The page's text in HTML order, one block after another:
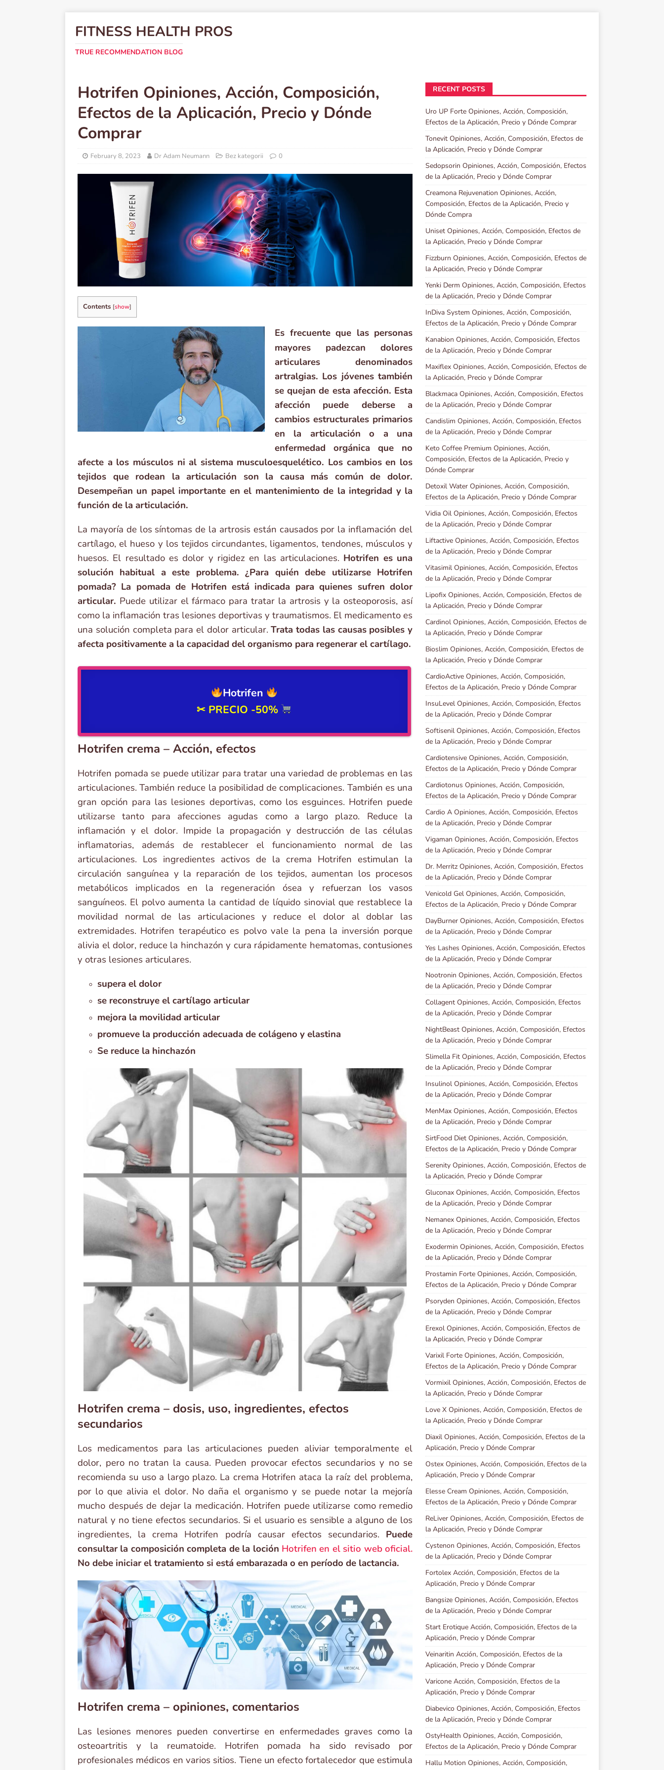
FITNESS HEALTH PROS
TRUE RECOMMENDATION BLOG
Hotrifen Opiniones, Acción, Composición,
Efectos de la Aplicación, Precio y Dónde
Comprar
February 8, 2023 Dr Adam Neumann Bez kategorii 0
Contents [show]
Es frecuente que las personas
mayores padezcan dolores
articulares denominados
artralgias. Los jóvenes también
se quejan de esta afección. Esta
afección puede deberse a
cambios estructurales primarios
en la articulación o a una
enfermedad orgánica que no
afecte a los músculos ni al sistema musculoesquelético. Los cambios en los
tejidos que rodean la articulación son la causa más común de dolor.
Desempeñan un papel importante en el mantenimiento de la integridad y la
función de la articulación.
La mayoría de los síntomas de la artrosis están causados por la inflamación del
cartílago, el hueso y los tejidos circundantes, ligamentos, tendones, músculos y
huesos. El resultado es dolor y rigidez en las articulaciones. Hotrifen es una
solución habitual a este problema. ¿Para quién debe utilizarse Hotrifen
pomada? La pomada de Hotrifen está indicada para quienes sufren dolor
articular. Puede utilizar el fármaco para tratar la artrosis y la osteoporosis, así
como la inflamación tras lesiones deportivas y traumatismos. El medicamento es
una solución completa para el dolor articular.Trata todas las causas posibles y
afecta positivamente a la capacidad del organismo para regenerar el cartílago.
Hotrifen
✂ PRECIO -50%
Hotrifen crema – Acción, efectos
Hotrifen pomada se puede utilizar para tratar una variedad de problemas en las
articulaciones. También reduce la posibilidad de complicaciones. También es una
gran opción para las lesiones deportivas, como los esguinces. Hotrifen puede
utilizarse tanto para afecciones agudas como a largo plazo. Reduce la
inflamación y el dolor. Impide la propagación y destrucción de las células
inflamatorias, además de restablecer el funcionamiento normal de las
articulaciones. Los ingredientes activos de la crema Hotrifen estimulan la
circulación sanguínea y la reparación de los tejidos, aumentan los procesos
metabólicos implicados en la regeneración ósea y refuerzan los vasos
sanguíneos. El polvo aumenta la cantidad de líquido sinovial que restablece la
movilidad normal de las articulaciones y reduce el dolor al doblar las
extremidades. Hotrifen terapéutico es polvo vale la pena la inversión porque
alivia el dolor, reduce la hinchazón y cura rápidamente hematomas, contusiones
y otras lesiones articulares.
supera el dolor
se reconstruye el cartílago articular
mejora la movilidad articular
promueve la producción adecuada de colágeno y elastina
Se reduce la hinchazón
Hotrifen crema – dosis, uso, ingredientes, efectos
secundarios
Los medicamentos para las articulaciones pueden aliviar temporalmente el
dolor, pero no tratan la causa. Pueden provocar efectos secundarios y no se
recomienda su uso a largo plazo. La crema Hotrifen ataca la raíz del problema,
por lo que alivia el dolor. No daña el organismo y se puede notar la mejoría
mucho después de dejar la medicación. Hotrifen puede utilizarse como remedio
natural y no tiene efectos secundarios. Si el usuario es sensible a alguno de los
ingredientes, la crema Hotrifen podría causar efectos secundarios. Puede
consultar la composición completa de la loción Hotrifen en el sitio web oficial.
No debe iniciar el tratamiento si está embarazada o en período de lactancia.
Hotrifen crema – opiniones, comentarios
Las lesiones menores pueden convertirse en enfermedades graves como la
osteoartritis y la reumatoide. Hotrifen pomada ha sido revisado por
profesionales médicos en varios sitios. Tiene un efecto fortalecedor que estimula
RECENT POSTS
Uro UP Forte Opiniones, Acción, Composición,
Efectos de la Aplicación, Precio y Dónde Comprar
Tonevit Opiniones, Acción, Composición, Efectos de
la Aplicación, Precio y Dónde Comprar
Sedopsorin Opiniones, Acción, Composición, Efectos
de la Aplicación, Precio y Dónde Comprar
Creamona Rejuvenation Opiniones, Acción,
Composición, Efectos de la Aplicación, Precio y
Dónde Compra
Uniset Opiniones, Acción, Composición, Efectos de
la Aplicación, Precio y Dónde Comprar
Fizzburn Opiniones, Acción, Composición, Efectos de
la Aplicación, Precio y Dónde Comprar
Yenki Derm Opiniones, Acción, Composición, Efectos
de la Aplicación, Precio y Dónde Comprar
InDiva System Opiniones, Acción, Composición,
Efectos de la Aplicación, Precio y Dónde Comprar
Kanabion Opiniones, Acción, Composición, Efectos
de la Aplicación, Precio y Dónde Comprar
Maxiflex Opiniones, Acción, Composición, Efectos de
la Aplicación, Precio y Dónde Comprar
Blackmaca Opiniones, Acción, Composición, Efectos
de la Aplicación, Precio y Dónde Comprar
Candislim Opiniones, Acción, Composición, Efectos
de la Aplicación, Precio y Dónde Comprar
Keto Coffee Premium Opiniones, Acción,
Composición, Efectos de la Aplicación, Precio y
Dónde Comprar
Detoxil Water Opiniones, Acción, Composición,
Efectos de la Aplicación, Precio y Dónde Comprar
Vidia Oil Opiniones, Acción, Composición, Efectos
de la Aplicación, Precio y Dónde Comprar
Liftactive Opiniones, Acción, Composición, Efectos
de la Aplicación, Precio y Dónde Comprar
Vitasimil Opiniones, Acción, Composición, Efectos
de la Aplicación, Precio y Dónde Comprar
Lipofix Opiniones, Acción, Composición, Efectos de
la Aplicación, Precio y Dónde Comprar
Cardinol Opiniones, Acción, Composición, Efectos de
la Aplicación, Precio y Dónde Comprar
Bioslim Opiniones, Acción, Composición, Efectos de
la Aplicación, Precio y Dónde Comprar
CardioActive Opiniones, Acción, Composición,
Efectos de la Aplicación, Precio y Dónde Comprar
InsuLevel Opiniones, Acción, Composición, Efectos
de la Aplicación, Precio y Dónde Comprar
Softisenil Opiniones, Acción, Composición, Efectos
de la Aplicación, Precio y Dónde Comprar
Cardiotensive Opiniones, Acción, Composición,
Efectos de la Aplicación, Precio y Dónde Comprar
Cardiotonus Opiniones, Acción, Composición,
Efectos de la Aplicación, Precio y Dónde Comprar
Cardio A Opiniones, Acción, Composición, Efectos
de la Aplicación, Precio y Dónde Comprar
Vigaman Opiniones, Acción, Composición, Efectos
de la Aplicación, Precio y Dónde Comprar
Dr. Merritz Opiniones, Acción, Composición, Efectos
de la Aplicación, Precio y Dónde Comprar
Venicold Gel Opiniones, Acción, Composición,
Efectos de la Aplicación, Precio y Dónde Comprar
DayBurner Opiniones, Acción, Composición, Efectos
de la Aplicación, Precio y Dónde Comprar
Yes Lashes Opiniones, Acción, Composición, Efectos
de la Aplicación, Precio y Dónde Comprar
Nootronin Opiniones, Acción, Composición, Efectos
de la Aplicación, Precio y Dónde Comprar
Collagent Opiniones, Acción, Composición, Efectos
de la Aplicación, Precio y Dónde Comprar
NightBeast Opiniones, Acción, Composición, Efectos
de la Aplicación, Precio y Dónde Comprar
Slimella Fit Opiniones, Acción, Composición, Efectos
de la Aplicación, Precio y Dónde Comprar
Insulinol Opiniones, Acción, Composición, Efectos
de la Aplicación, Precio y Dónde Comprar
MenMax Opiniones, Acción, Composición, Efectos
de la Aplicación, Precio y Dónde Comprar
SirtFood Diet Opiniones, Acción, Composición,
Efectos de la Aplicación, Precio y Dónde Comprar
Serenity Opiniones, Acción, Composición, Efectos de
la Aplicación, Precio y Dónde Comprar
Gluconax Opiniones, Acción, Composición, Efectos
de la Aplicación, Precio y Dónde Comprar
Nemanex Opiniones, Acción, Composición, Efectos
de la Aplicación, Precio y Dónde Comprar
Exodermin Opiniones, Acción, Composición, Efectos
de la Aplicación, Precio y Dónde Comprar
Prostamin Forte Opiniones, Acción, Composición,
Efectos de la Aplicación, Precio y Dónde Comprar
Psoryden Opiniones, Acción, Composición, Efectos
de la Aplicación, Precio y Dónde Comprar
Erexol Opiniones, Acción, Composición, Efectos de
la Aplicación, Precio y Dónde Comprar
Varixil Forte Opiniones, Acción, Composición,
Efectos de la Aplicación, Precio y Dónde Comprar
Vormixil Opiniones, Acción, Composición, Efectos de
la Aplicación, Precio y Dónde Comprar
Love X Opiniones, Acción, Composición, Efectos de
la Aplicación, Precio y Dónde Comprar
Diaxil Opiniones, Acción, Composición, Efectos de la
Aplicación, Precio y Dónde Comprar
Ostex Opiniones, Acción, Composición, Efectos de la
Aplicación, Precio y Dónde Comprar
Elesse Cream Opiniones, Acción, Composición,
Efectos de la Aplicación, Precio y Dónde Comprar
ReLiver Opiniones, Acción, Composición, Efectos de
la Aplicación, Precio y Dónde Comprar
Cystenon Opiniones, Acción, Composición, Efectos
de la Aplicación, Precio y Dónde Comprar
Fortolex Acción, Composición, Efectos de la
Aplicación, Precio y Dónde Comprar
Bangsize Opiniones, Acción, Composición, Efectos
de la Aplicación, Precio y Dónde Comprar
Start Erotique Acción, Composición, Efectos de la
Aplicación, Precio y Dónde Comprar
Veinaritin Acción, Composición, Efectos de la
Aplicación, Precio y Dónde Comprar
Varicone Acción, Composición, Efectos de la
Aplicación, Precio y Dónde Comprar
Diabevico Opiniones, Acción, Composición, Efectos
de la Aplicación, Precio y Dónde Comprar
OstyHealth Opiniones, Acción, Composición,
Efectos de la Aplicación, Precio y Dónde Comprar
Hallu Motion Opiniones, Acción, Composición,